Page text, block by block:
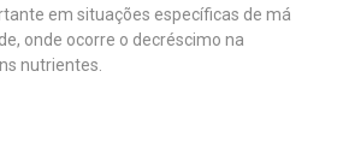
em situações específicas de má
onde ocorre o decréscimo na
nutrientes.